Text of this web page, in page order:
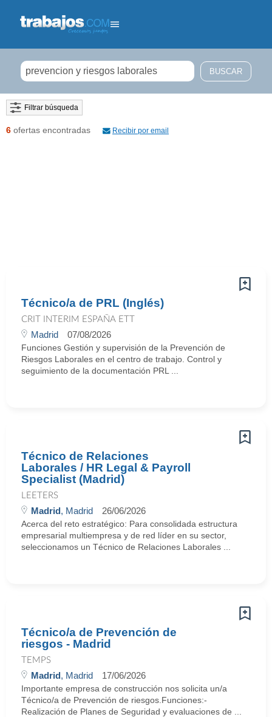
Filtrar búsqueda
6 ofertas encontradas Recibir por email
Técnico/a de PRL (Inglés)
CRIT INTERIM ESPAÑA ETT
Madrid 07/08/2026
Funciones Gestión y supervisión de la Prevención de
Riesgos Laborales en el centro de trabajo. Control y
seguimiento de la documentación PRL ...
Técnico de Relaciones
Laborales / HR Legal & Payroll
Specialist (Madrid)
LEETERS
Madrid, Madrid 26/06/2026
Acerca del reto estratégico: Para consolidada estructura
empresarial multiempresa y de red líder en su sector,
seleccionamos un Técnico de Relaciones Laborales ...
Técnico/a de Prevención de
riesgos - Madrid
TEMPS
Madrid, Madrid 17/06/2026
Importante empresa de construcción nos solicita un/a
Técnico/a de Prevención de riesgos.Funciones:-
Realización de Planes de Seguridad y evaluaciones de ...